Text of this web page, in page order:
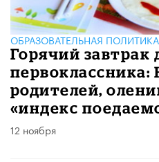
ОБРАЗОВАТЕЛЬНАЯ ПОЛИТИКА
Горячий завтрак
первоклассника:
родителей,
«индекс
12 ноября